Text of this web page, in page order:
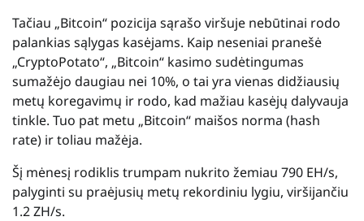
Tačiau „Bitcoin“ pozicija sąrašo viršuje nebūtinai rodo
palankias sąlygas kasėjams. Kaip neseniai pranešė
„CryptoPotato“, „Bitcoin“ kasimo sudėtingumas
sumažėjo daugiau nei 10%, o tai yra vienas didžiausių
metų koregavimų ir rodo, kad mažiau kasėjų dalyvauja
tinkle. Tuo pat metu „Bitcoin“ maišos norma (hash
rate) ir toliau mažėja.
Šį mėnesį rodiklis trumpam nukrito žemiau 790 EH/s,
palyginti su praėjusių metų rekordiniu lygiu, viršijančiu
1.2 ZH/s.